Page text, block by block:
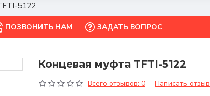
5122
ПОЗВОНИТЬ НАМ ЗАДАТЬ ВОПРОС
Концевая муфта TFTI-5122
Всего отзывов: 0 - Написать отзыв